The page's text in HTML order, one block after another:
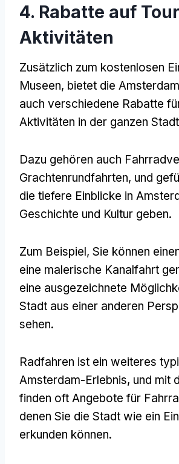
4. Rabatte auf
Aktivitäten
Zusätzlich zum kostenlosen
Museen, bietet die
auch verschiedene Rabatte
Aktivitäten in der ganzen
Dazu gehören auch
Grachtenrundfahrten, und
die tiefere Einblicke in
Geschichte und Kultur geben.
Zum Beispiel, Sie können
eine malerische Kanalfahrt
eine ausgezeichnete
Stadt aus einer anderen
sehen.
Radfahren ist ein weiteres
Amsterdam-Erlebnis, und mit
finden oft Angebote für
denen Sie die Stadt wie ein
erkunden können.